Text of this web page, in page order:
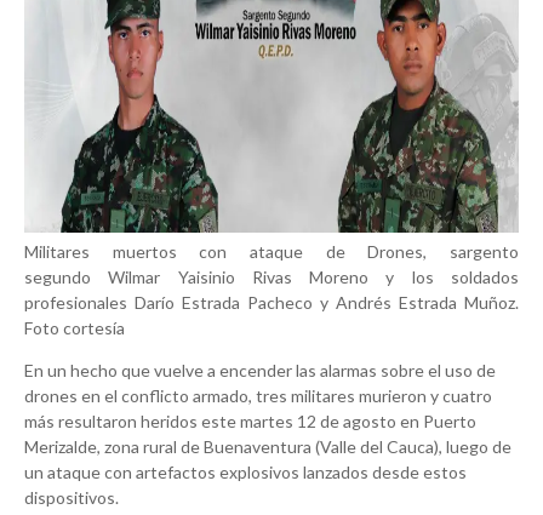
Militares muertos con ataque de Drones, sargento
segundoWilmar Yaisinio Rivas Moreno y los soldados
profesionales Darío Estrada Pacheco y Andrés Estrada Muñoz.
Foto cortesía
En un hecho que vuelve a encender las alarmas sobre el uso de
drones en el conflicto armado, tres militares murieron y cuatro
más resultaron heridos este martes 12 de agosto en Puerto
Merizalde, zona rural de Buenaventura (Valle del Cauca), luego de
un ataque con artefactos explosivos lanzados desde estos
dispositivos.